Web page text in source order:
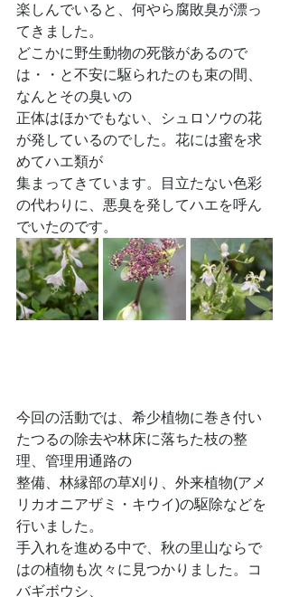
楽しんでいると、何やら腐敗臭が漂っ
てきました。
どこかに野生動物の死骸があるので
は・・と不安に駆られたのも束の間、
なんとその臭いの
正体はほかでもない、シュロソウの花
が発しているのでした。花には蜜を求
めてハエ類が
集まってきています。目立たない色彩
の代わりに、悪臭を発してハエを呼ん
でいたのです。
今回の活動では、希少植物に巻き付い
たつるの除去や林床に落ちた枝の整
理、管理用通路の
整備、林縁部の草刈り、外来植物(アメ
リカオニアザミ・キウイ)の駆除などを
行いました。
手入れを進める中で、秋の里山ならで
はの植物も次々に見つかりました。コ
バギボウシ、